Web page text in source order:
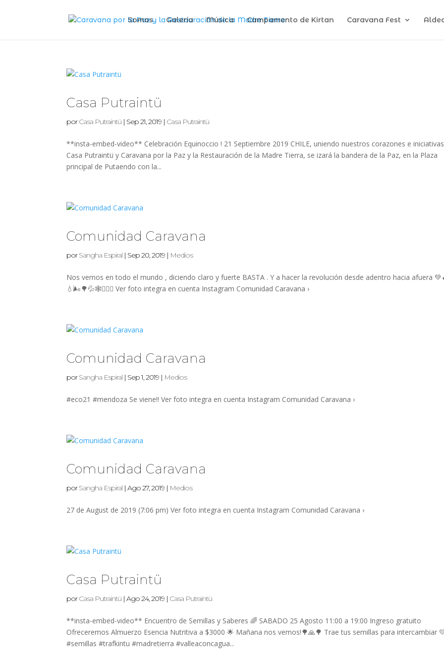
Somos Galería Música Campamento de Kirtan Caravana Fest
Casa Putraintü
porCasa Putraintü | Sep 21, 2019 | Casa Putraintü
**insta-embed-video** Celebración Equinoccio ! 21 Septiembre 2019 CHILE, uniendo nuestros corazones e
Casa Putraintü y Caravana por la Paz y la Restauración de la Madre Tierra, se izará la bandera de la Paz, en la Plaza
principal de Putaendo con la...
Comunidad Caravana
porSangha Espiral | Sep 20, 2019 | Medios
Nos vemos en todo el mundo , diciendo claro y fuerte BASTA . Y a hacer la revolución desde adentro hacia afuera
💧🌬🌳💦🕸🧘🏻‍♀️ Ver foto integra en cuenta Instagram Comunidad Caravana ›
Comunidad Caravana
porSangha Espiral | Sep 1, 2019 | Medios
#eco21 #mendoza Se viene!! Ver foto integra en cuenta Instagram Comunidad Caravana ›
Comunidad Caravana
porSangha Espiral |Ago 27, 2019 | Medios
27 de August de 2019 (7:06 pm) Ver foto integra en cuenta Instagram Comunidad Caravana ›
Casa Putraintü
porCasa Putraintü |Ago 24, 2019 | Casa Putraintü
**insta-embed-video** Encuentro de Semillas y Saberes 🌈 SABADO 25 Agosto 11:00 a 19:00 Ingreso gratuito
Ofreceremos Almuerzo Esencia Nutritiva a $3000 🌟 Mañana nos vemos!🌳🙏🌳 Trae tus semillas para intercambiar
#semillas #trafkintu #madretierra #valleaconcagua...